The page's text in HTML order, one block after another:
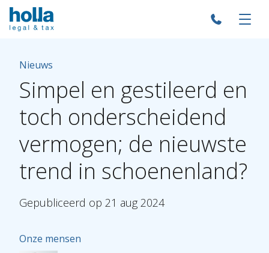
Nieuws
Simpel en gestileerd en
toch onderscheidend
vermogen; de nieuwste
trend in schoenenland?
Gepubliceerd op 21 aug 2024
Onze mensen